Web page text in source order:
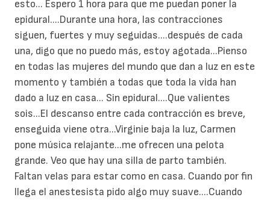
esto... Espero 1 hora para que me puedan poner la
epidural....Durante una hora, las contracciones
siguen, fuertes y muy seguidas....después de cada
una, digo que no puedo más, estoy agotada...Pienso
en todas las mujeres del mundo que dan a luz en este
momento y también a todas que toda la vida han
dado a luz en casa... Sin epidural....Que valientes
sois...El descanso entre cada contracción es breve,
enseguida viene otra...Virginie baja la luz, Carmen
pone música relajante...me ofrecen una pelota
grande. Veo que hay una silla de parto también.
Faltan velas para estar como en casa. Cuando por fin
llega el anestesista pido algo muy suave....Cuando